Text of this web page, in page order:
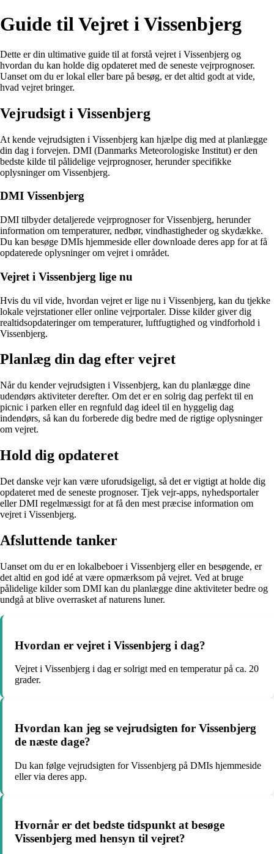
Guide til Vejret i Vissenbjerg
Dette er din ultimative guide til at forstå vejret i Vissenbjerg og
hvordan du kan holde dig opdateret med de seneste vejrprognoser.
Uanset om du er lokal eller bare på besøg, er det altid godt at vide,
hvad vejret bringer.
Vejrudsigt i Vissenbjerg
At kende vejrudsigten i Vissenbjerg kan hjælpe dig med at planlægge
din dag i forvejen. DMI (Danmarks Meteorologiske Institut) er den
bedste kilde til pålidelige vejrprognoser, herunder specifikke
oplysninger om Vissenbjerg.
DMI Vissenbjerg
DMI tilbyder detaljerede vejrprognoser for Vissenbjerg, herunder
information om temperaturer, nedbør, vindhastigheder og skydække.
Du kan besøge DMIs hjemmeside eller downloade deres app for at få
opdaterede oplysninger om vejret i området.
Vejret i Vissenbjerg lige nu
Hvis du vil vide, hvordan vejret er lige nu i Vissenbjerg, kan du tjekke
lokale vejrstationer eller online vejrportaler. Disse kilder giver dig
realtidsopdateringer om temperaturer, luftfugtighed og vindforhold i
Vissenbjerg.
Planlæg din dag efter vejret
Når du kender vejrudsigten i Vissenbjerg, kan du planlægge dine
udendørs aktiviteter derefter. Om det er en solrig dag perfekt til en
picnic i parken eller en regnfuld dag ideel til en hyggelig dag
indendørs, så kan du forberede dig bedre med de rigtige oplysninger
om vejret.
Hold dig opdateret
Det danske vejr kan være uforudsigeligt, så det er vigtigt at holde dig
opdateret med de seneste prognoser. Tjek vejr-apps, nyhedsportaler
eller DMI regelmæssigt for at få den mest præcise information om
vejret i Vissenbjerg.
Afsluttende tanker
Uanset om du er en lokalbeboer i Vissenbjerg eller en besøgende, er
det altid en god idé at være opmærksom på vejret. Ved at bruge
pålidelige kilder som DMI kan du planlægge dine aktiviteter bedre og
undgå at blive overrasket af naturens luner.
Hvordan er vejret i Vissenbjerg i dag?
Vejret i Vissenbjerg i dag er solrigt med en temperatur på ca. 20
grader.
Hvordan kan jeg se vejrudsigten for Vissenbjerg
de næste dage?
Du kan følge vejrudsigten for Vissenbjerg på DMIs hjemmeside
eller via deres app.
Hvornår er det bedste tidspunkt at besøge
Vissenbjerg med hensyn til vejret?